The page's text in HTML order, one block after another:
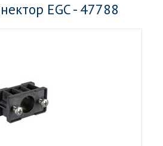
EGC - 47788